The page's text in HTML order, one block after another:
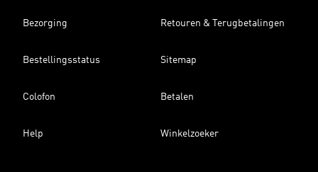
Bezorging Retouren & Terugbetalingen
Bestellingsstatus Sitemap
Colofon Betalen
Help Winkelzoeker